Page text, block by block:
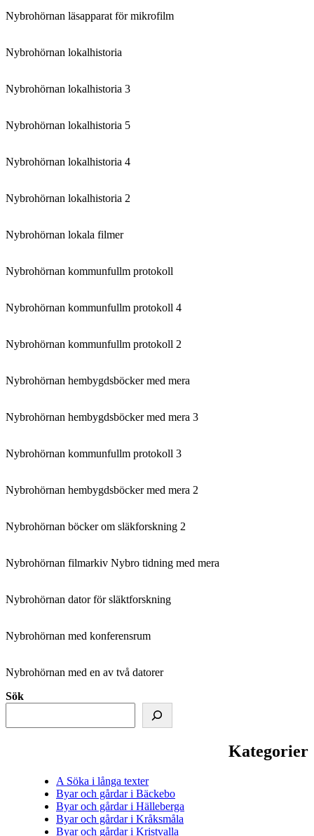
Nybrohörnan läsapparat för mikrofilm
Nybrohörnan lokalhistoria
Nybrohörnan lokalhistoria 3
Nybrohörnan lokalhistoria 5
Nybrohörnan lokalhistoria 4
Nybrohörnan lokalhistoria 2
Nybrohörnan lokala filmer
Nybrohörnan kommunfullm protokoll
Nybrohörnan kommunfullm protokoll 4
Nybrohörnan kommunfullm protokoll 2
Nybrohörnan hembygdsböcker med mera
Nybrohörnan hembygdsböcker med mera 3
Nybrohörnan kommunfullm protokoll 3
Nybrohörnan hembygdsböcker med mera 2
Nybrohörnan böcker om släkforskning 2
Nybrohörnan filmarkiv Nybro tidning med mera
Nybrohörnan dator för släktforskning
Nybrohörnan med konferensrum
Nybrohörnan med en av två datorer
Sök
Kategorier
A Söka i långa texter
Byar och gårdar i Bäckebo
Byar och gårdar i Hälleberga
Byar och gårdar i Kråksmåla
Byar och gårdar i Kristvalla